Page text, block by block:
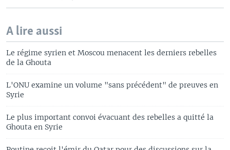
A lire aussi
Le régime syrien et Moscou menacent les derniers rebelles
de la Ghouta
L'ONU examine un volume "sans précédent" de preuves en
Syrie
Le plus important convoi évacuant des rebelles a quitté la
Ghouta en Syrie